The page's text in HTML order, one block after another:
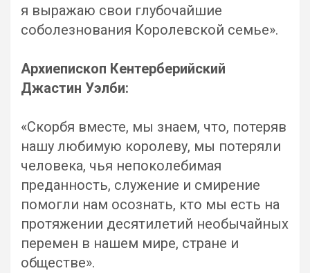
я выражаю свои глубочайшие
соболезнования Королевской семье».
Архиепископ Кентерберийский
Джастин Уэлби:
«Скорбя вместе, мы знаем, что, потеряв
нашу любимую королеву, мы потеряли
человека, чья непоколебимая
преданность, служение и смирение
помогли нам осознать, кто мы есть на
протяжении десятилетий необычайных
перемен в нашем мире, стране и
обществе».